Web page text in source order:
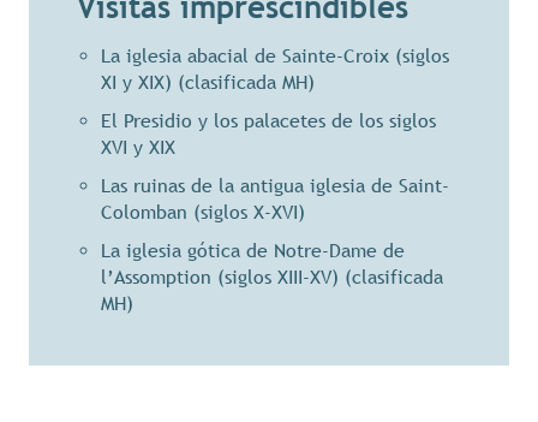
Visitas imprescindibles
La iglesia abacial de Sainte-Croix (siglos
XI y XIX) (clasificada MH)
El Presidio y los palacetes de los siglos
XVI y XIX
Las ruinas de la antigua iglesia de Saint-
Colomban (siglos X-XVI)
La iglesia gótica de Notre-Dame de
l’Assomption (siglos XIII-XV) (clasificada
MH)